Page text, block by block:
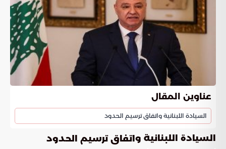
عناوين المقال
السيادة اللبنانية واتفاق ترسيم الحدود
السيادة اللبنانية و اتفاق ترسيم الحدود